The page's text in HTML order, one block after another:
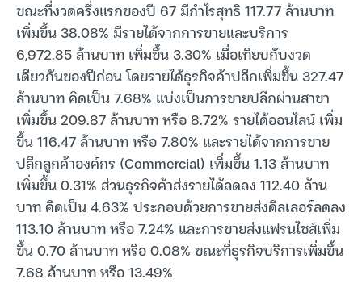
ขณะที่งวดครึ่งแรกของปี 67 มีกำไรสุทธิ 117.77 ล้านบาท
เพิ่มขึ้น 38.08% มีรายได้จากการขายและบริการ
6,972.85 ล้านบาท เพิ่มขึ้น 3.30% เมื่อเทียบกับงวด
เดียวกันของปีก่อน โดยรายได้ธุรกิจค้าปลีกเพิ่มขึ้น 327.47
ล้านบาท คิดเป็น 7.68% แบ่งเป็นการขายปลีกผ่านสาขา
เพิ่มขึ้น 209.87 ล้านบาท หรือ 8.72% รายได้ออนไลน์ เพิ่ม
ขึ้น 116.47 ล้านบาท หรือ 7.80% และรายได้จากการขาย
ปลีกลูกค้าองค์กร (Commercial) เพิ่มขึ้น 1.13 ล้านบาท
เพิ่มขึ้น 0.31% ส่วนธุรกิจค้าส่งรายได้ลดลง 112.40 ล้าน
บาท คิดเป็น 4.63% ประกอบด้วยการขายส่งดีลเลอร์ลดลง
113.10 ล้านบาท หรือ 7.24% และการขายส่งแฟรนไชส์เพิ่ม
ขึ้น 0.70 ล้านบาท หรือ 0.08% ขณะที่ธุรกิจบริการเพิ่มขึ้น
7.68 ล้านบาท หรือ 13.49%